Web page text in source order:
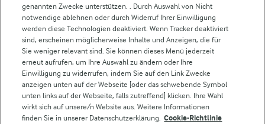
Weitere Arla Websites
Castello
Lurpak
Arla Pro
Für unsere Landwirt:innen
genannten Zwecke unterstützen. . Durch Auswahl von Nicht
notwendige ablehnen oder durch Widerruf Ihrer Einwilligung
werden diese Technologien deaktiviert. Wenn Tracker deaktiviert
sind, erscheinen möglicherweise Inhalte und Anzeigen, die für
Sie weniger relevant sind. Sie können dieses Menü jederzeit
erneut aufrufen, um Ihre Auswahl zu ändern oder Ihre
Einwilligung zu widerrufen, indem Sie auf den Link Zwecke
anzeigen unten auf der Webseite [oder das schwebende Symbol
unten links auf der Webseite, falls zutreffend] klicken. Ihre Wahl
wirkt sich auf unsere/n Website aus. Weitere Informationen
finden Sie in unserer Datenschutzerklärung. Cookie-Richtlinie